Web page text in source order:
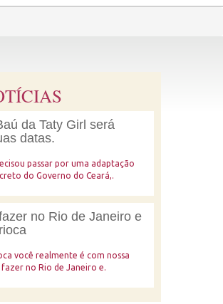
da Taty Girl será
datas.
passar por uma adaptação
do Governo do Ceará,.
no Rio de Janeiro e
você realmente é com nossa
fazer no Rio de Janeiro e.